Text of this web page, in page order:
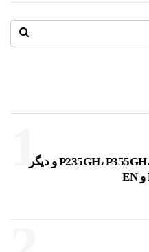
1
مقایسه جامع گریدهای P235GH، P355GH، P460NL1 و دیگر